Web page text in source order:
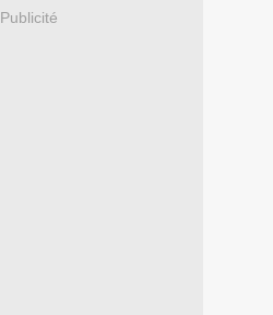
Publicité